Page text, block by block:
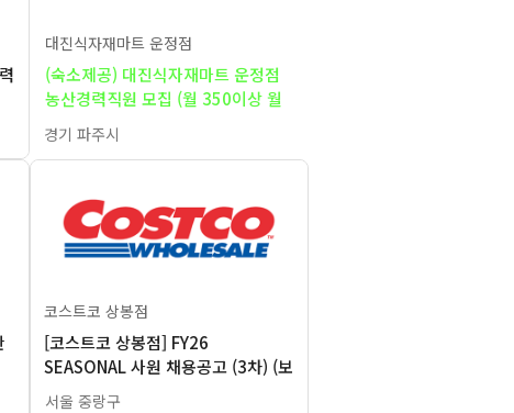
대진식자재마트 운정점
(숙소제공) 대진식자재마트 운정점
농산경력직원 모집 (월 350이상 월
7회 휴무)
경기 파주시
코스트코 상봉점
[코스트코 상봉점] FY26
SEASONAL 사원 채용공고 (3차) (보
건증 필수)
서울 중랑구